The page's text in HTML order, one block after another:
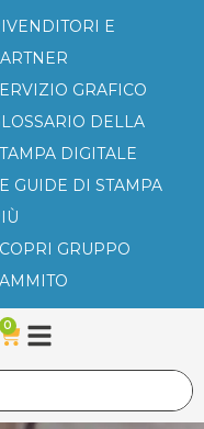
E
GRAFICO
DELLA
DIGITALE
GUIDE DI STAMPA
GRUPPO
0
Carrello